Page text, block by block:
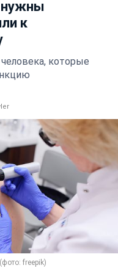
нужны
к
которые
freepik)